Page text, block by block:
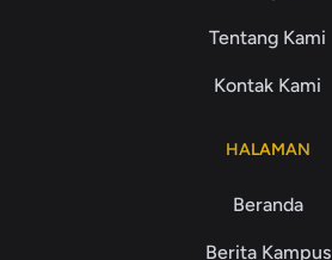
Tentang Kami
Kontak Kami
HALAMAN
Beranda
Berita Kampus